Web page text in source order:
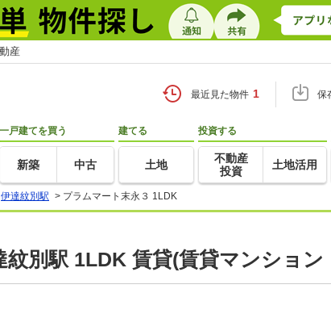
産
最近見た物件 1 保
一戸建てを買う
新築 中古
建てる
土地
投資する
不動産
投資
土地活用
伊達紋別駅 > プラムマート末永３ 1LDK
別駅 1LDK 賃貸(賃貸マンション